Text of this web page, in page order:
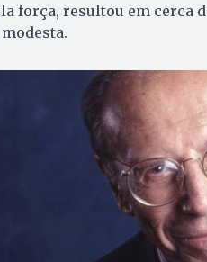
força, resultou em cerca